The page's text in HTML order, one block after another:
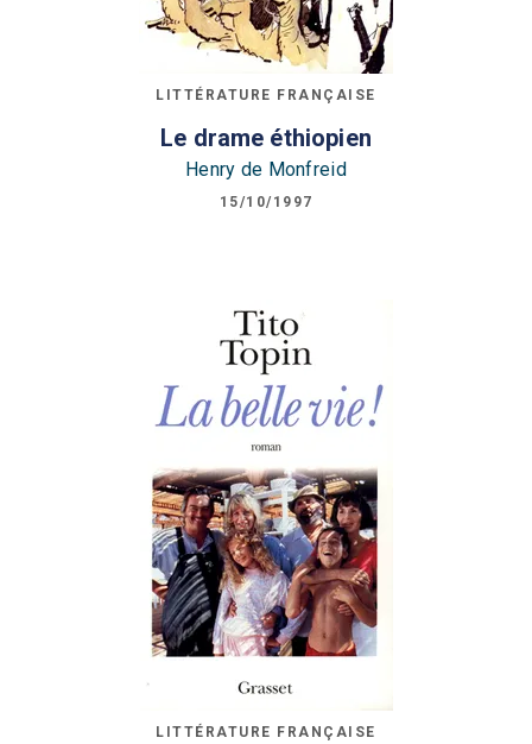
LITTÉRATURE FRANÇAISE
Le drame éthiopien
Henry de Monfreid
15/10/1997
LITTÉRATURE FRANÇAISE